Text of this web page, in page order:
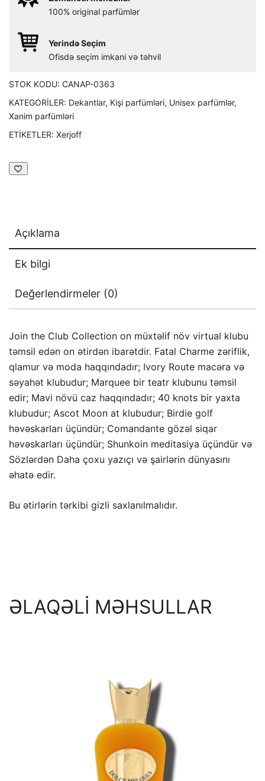
100% original parfümlər
Yerində Seçim
Ofisdə seçim imkani və təhvil
STOK KODU: CANAP-0363
KATEGORILER: Dekantlar, Kişi parfümləri, Unisex parfümlər,
Xanim parfümləri
ETIKETLER: Xerjoff
Açıklama
Ek bilgi
Değerlendirmeler (0)
Join the Club Collection on müxtəlif növ virtual klubu
təmsil edən on ətirdən ibarətdir. Fatal Charme zəriflik,
qlamur və moda haqqındadır; Ivory Route macəra və
səyahət klubudur; Marquee bir teatr klubunu təmsil
edir; Mavi növü caz haqqındadır; 40 knots bir yaxta
klubudur; Ascot Moon at klubudur; Birdie golf
həvəskarları üçündür; Comandante gözəl siqar
həvəskarları üçündür; Shunkoin meditasiya üçündür və
Sözlərdən Daha çoxu yazıçı və şairlərin dünyasını
əhatə edir.
Bu ətirlərin tərkibi gizli saxlanılmalıdır.
ƏLAQƏLİ MƏHSULLAR